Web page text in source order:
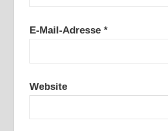
E-Mail-Adresse *
Website